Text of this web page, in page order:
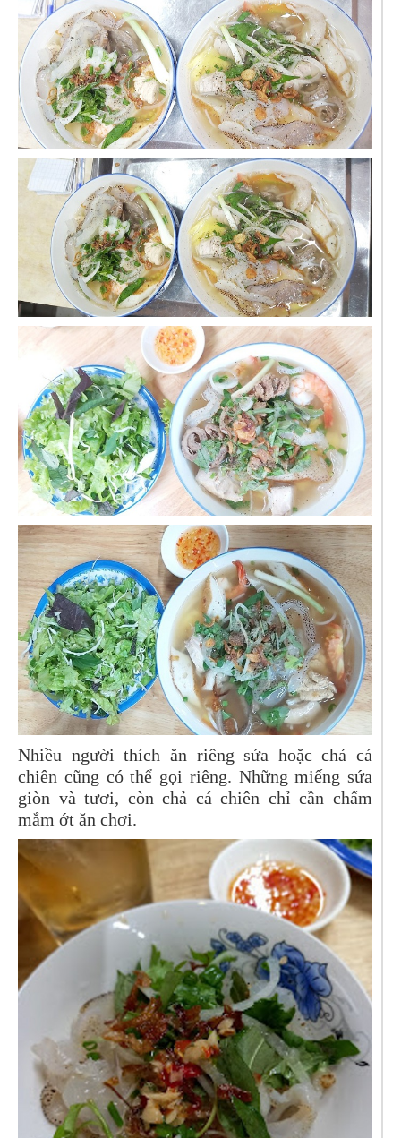
Nhiều người thích ăn riêng sứa hoặc chả cá
chiên cũng có thể gọi riêng. Những miếng sứa
giòn và tươi, còn chả cá chiên chỉ cần chấm
mắm ớt ăn chơi.